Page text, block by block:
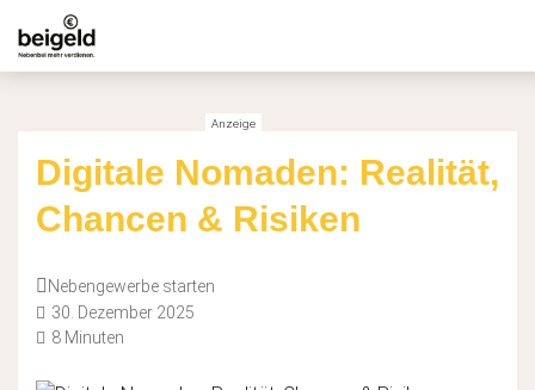
Digitale Nomaden: Realität,
Chancen & Risiken
Nebengewerbe starten
30. Dezember 2025
8 Minuten